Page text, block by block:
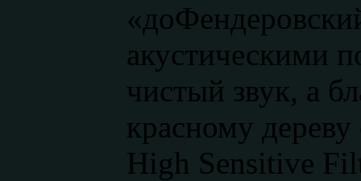
акустическими
чистый звук, а
красному
High Sensitive